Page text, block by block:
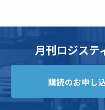
月刊ロジステ
購読のお申し